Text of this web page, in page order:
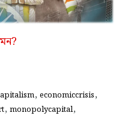
, economiccrisis,
, monopolycapital,